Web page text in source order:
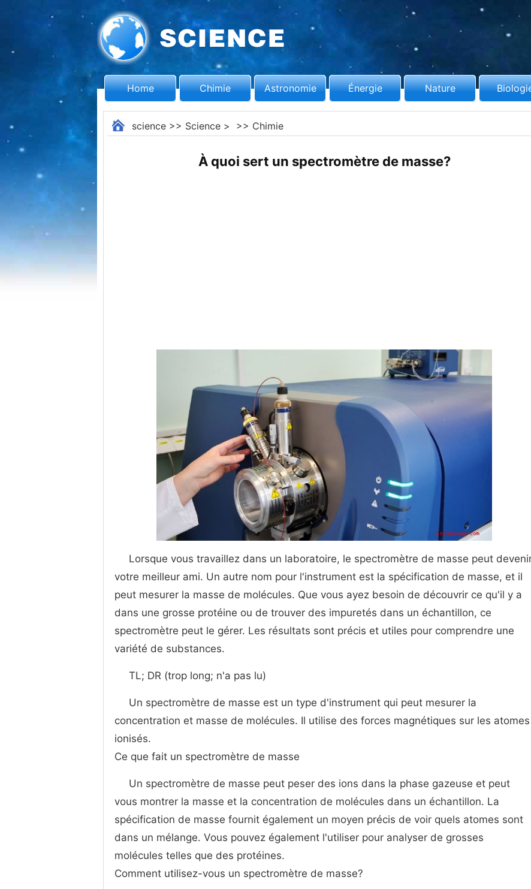
Home Chimie Astronomie Énergie Nature
science>> Science> >> Chimie
À quoi sert un spectromètre de masse?
Lorsque vous travaillez dans un laboratoire, le spectromètre de masse peut
votre meilleur ami. Un autre nom pour l'instrument est la spécification de masse, et il
peut mesurer la masse de molécules. Que vous ayez besoin de découvrir ce qu'il y a
dans une grosse protéine ou de trouver des impuretés dans un échantillon, ce
spectromètre peut le gérer. Les résultats sont précis et utiles pour comprendre une
variété de substances.
TL; DR (trop long; n'a pas lu)
Un spectromètre de masse est un type d'instrument qui peut mesurer la
concentration et masse de molécules. Il utilise des forces magnétiques sur les atomes
ionisés.
Ce que fait un spectromètre de masse
Un spectromètre de masse peut peser des ions dans la phase gazeuse et peut
vous montrer la masse et la concentration de molécules dans un échantillon. La
spécification de masse fournit également un moyen précis de voir quels atomes sont
dans un mélange. Vous pouvez également l'utiliser pour analyser de grosses
molécules telles que des protéines.
Comment utilisez-vous un spectromètre de masse?